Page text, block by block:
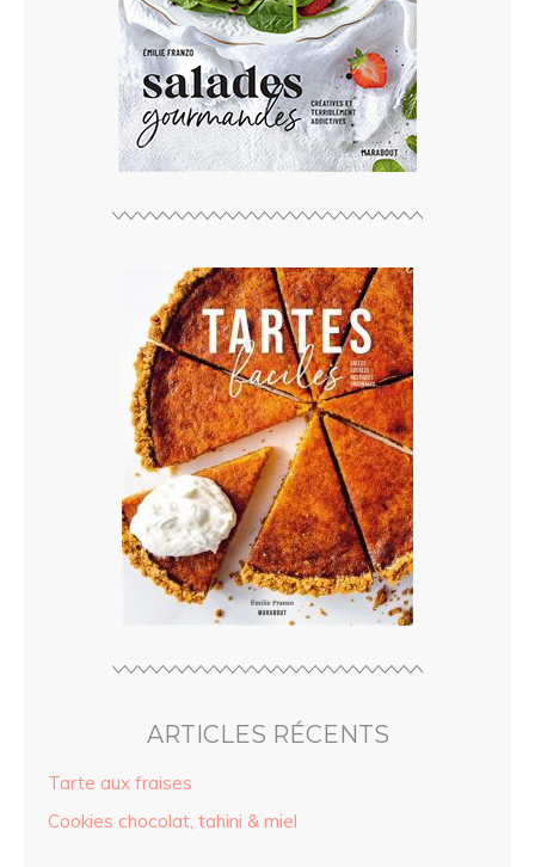
ARTICLES RÉCENTS
Tarte aux fraises
Cookies chocolat, tahini & miel